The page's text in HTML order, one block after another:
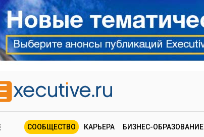
СООБЩЕСТВО КАРЬЕРА БИЗНЕС-ОБРАЗОВАНИЕ